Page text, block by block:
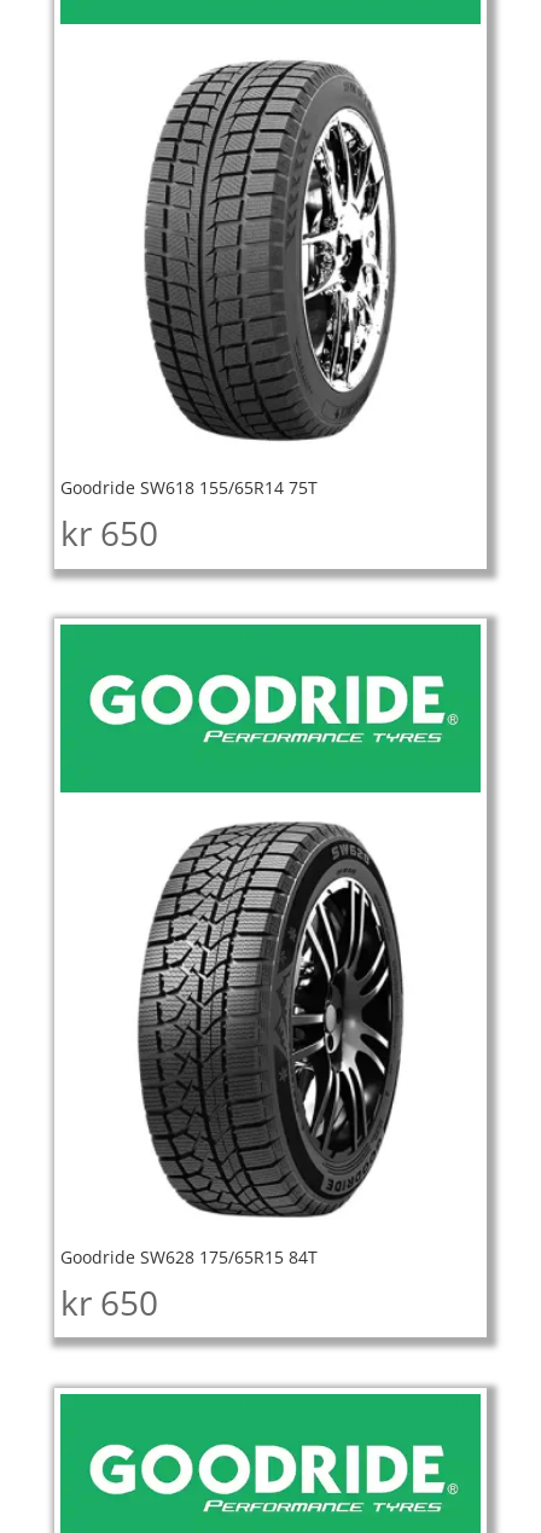
Goodride SW618 155/65R14 75T
kr 650
Goodride SW628 175/65R15 84T
kr 650